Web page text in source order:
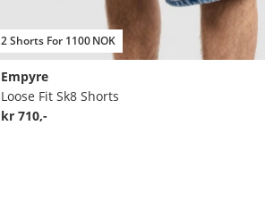
2 Shorts For 1100 NOK
Empyre
Loose Fit Sk8 Shorts
kr 710,-